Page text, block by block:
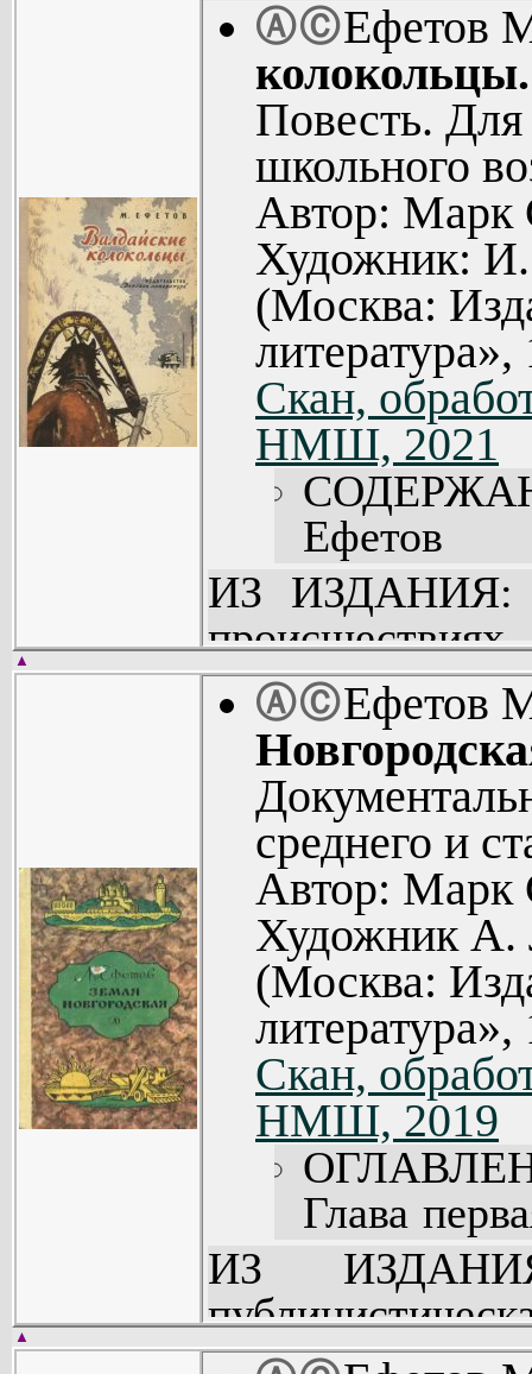
ⒶⒸЕфетов
колокольцы.
Повесть.
школьного
Автор: Марк
Художник:
(Москва:
литература»,
Скан,
НМШ, 2021
Ефетов
ИЗ ИЗДАНИЯ:
подарок
любопытной
повести
взрослых людей.
▲
ⒶⒸЕфетов
среднего и
Автор: Марк
Художник А.
(Москва:
литература»,
Скан,
НМШ, 2019
Глава
и
вспомнить
сплетня,
ИЗ
▲